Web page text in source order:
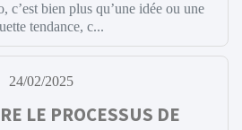
bien plus qu’une idée ou une
tendance, c...
24/02/2025
LE PROCESSUS DE